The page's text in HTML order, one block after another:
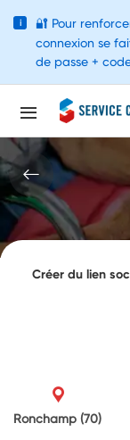
Créer du lien
Ronchamp(70)
i 🔐 Pour
connexion se
de passe +